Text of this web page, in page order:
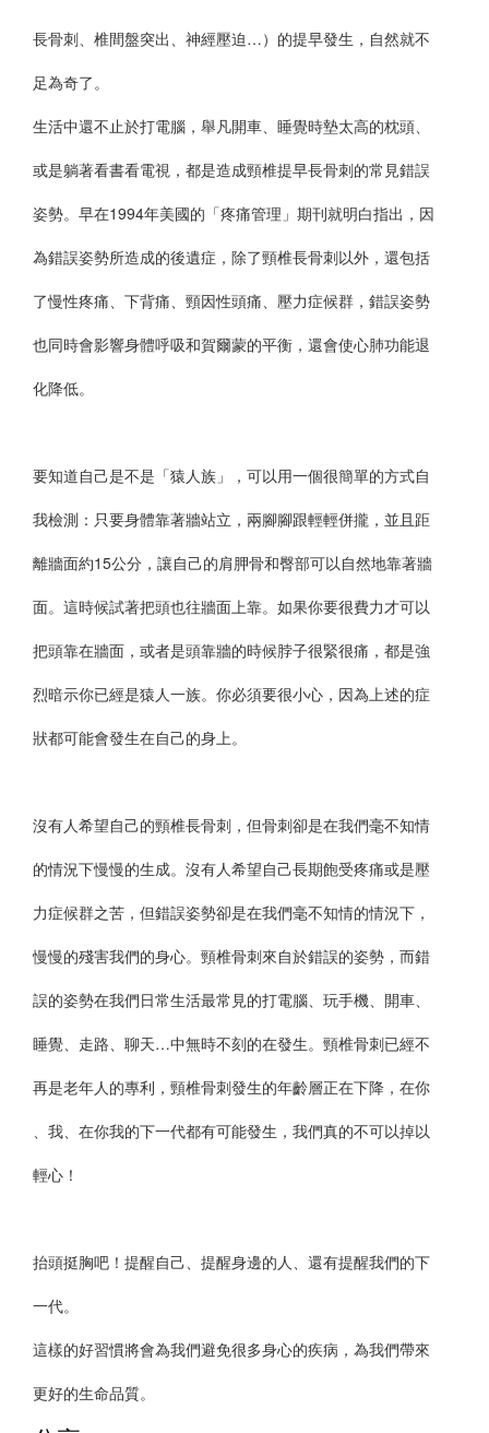
長骨刺、椎間盤突出、神經壓迫…）的提早發生，自然就不
足為奇了。
生活中還不止於打電腦，舉凡開車、睡覺時墊太高的枕頭、
或是躺著看書看電視，都是造成頸椎提早長骨刺的常見錯誤
姿勢。早在1994年美國的「疼痛管理」期刊就明白指出，因
為錯誤姿勢所造成的後遺症，除了頸椎長骨刺以外，還包括
了慢性疼痛、下背痛、頸因性頭痛、壓力症候群，錯誤姿勢
也同時會影響身體呼吸和賀爾蒙的平衡，還會使心肺功能退
化降低。
要知道自己是不是「猿人族」，可以用一個很簡單的方式自
我檢測：只要身體靠著牆站立，兩腳腳跟輕輕併攏，並且距
離牆面約15公分，讓自己的肩胛骨和臀部可以自然地靠著牆
面。這時候試著把頭也往牆面上靠。如果你要很費力才可以
把頭靠在牆面，或者是頭靠牆的時候脖子很緊很痛，都是強
烈暗示你已經是猿人一族。你必須要很小心，因為上述的症
狀都可能會發生在自己的身上。
沒有人希望自己的頸椎長骨刺，但骨刺卻是在我們毫不知情
的情況下慢慢的生成。沒有人希望自己長期飽受疼痛或是壓
力症候群之苦，但錯誤姿勢卻是在我們毫不知情的情況下，
慢慢的殘害我們的身心。頸椎骨刺來自於錯誤的姿勢，而錯
誤的姿勢在我們日常生活最常見的打電腦、玩手機、開車、
睡覺、走路、聊天…中無時不刻的在發生。頸椎骨刺已經不
再是老年人的專利，頸椎骨刺發生的年齡層正在下降，在你
、我、在你我的下一代都有可能發生，我們真的不可以掉以
輕心！
抬頭挺胸吧！提醒自己、提醒身邊的人、還有提醒我們的下
一代。
這樣的好習慣將會為我們避免很多身心的疾病，為我們帶來
更好的生命品質。